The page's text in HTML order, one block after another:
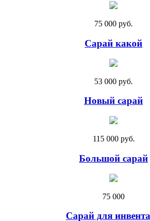
75 000 руб.
Сарай какой
53 000 руб.
Новый сарай
115 000 руб.
Большой сарай
75 000
Сарай для